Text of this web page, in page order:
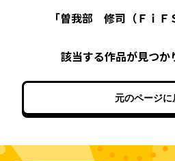
「曽我部 修司（ＦｉＦ
該当する作品が見つか
元のページに